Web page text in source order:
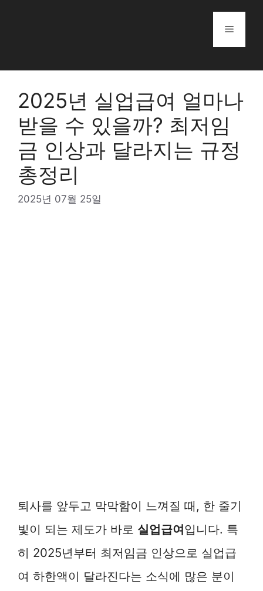
Menu
2025년 실업급여 얼마나
받을 수 있을까? 최저임
금 인상과 달라지는 규정
총정리
2025년 07월 25일
퇴사를 앞두고 막막함이 느껴질 때, 한 줄기
빛이 되는 제도가 바로 실업급여입니다. 특
히 2025년부터 최저임금 인상으로 실업급
여 하한액이 달라진다는 소식에 많은 분이